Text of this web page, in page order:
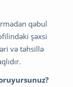
qəbul
şəxsi
və təhsillə